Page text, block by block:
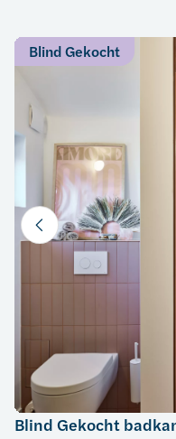
Blind Gekocht
Blind Gekocht